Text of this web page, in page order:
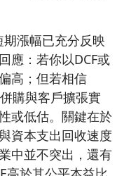
漲幅已充分反映
應：若你以DCF或
高；但若相信
購與客戶擴張實
或低估。關鍵在於
資本支出回收速度
中並不突出，還有